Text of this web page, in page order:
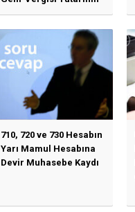
Güncellenmesine
İlişkin Duyuru
710, 720 ve 730 Hesabın
Yarı Mamul Hesabına
Devir Muhasebe Kaydı